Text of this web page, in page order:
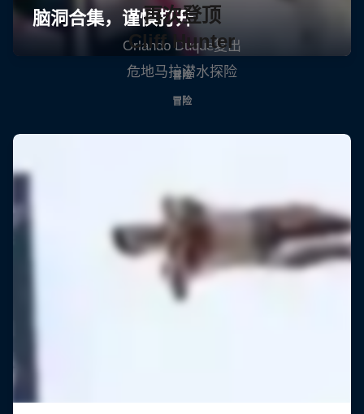
再次登顶
Orlando Duque复出
冒险
Cliff Hunter
危地马拉潜水探险
冒险